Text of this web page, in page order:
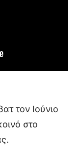
τον Ιούνιο
στο